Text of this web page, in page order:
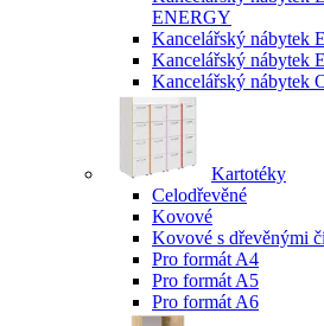
ENERGY
Kancelářský nábytek
Kancelářský nábytek
Kancelářský nábytek
Kartotéky
Celodřevěné
Kovové
Kovové s dřevěnými
Pro formát A4
Pro formát A5
Pro formát A6